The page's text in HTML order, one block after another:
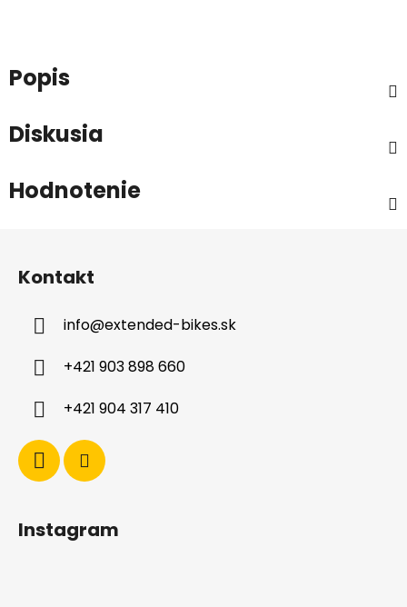
Popis
Diskusia
Hodnotenie
Kontakt
info@extended-bikes.sk
+421 903 898 660
+421 904 317 410
Instagram